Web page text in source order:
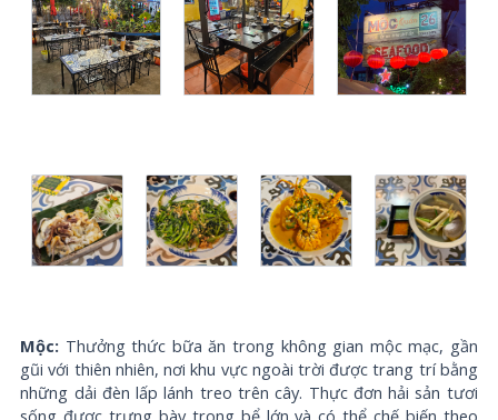
Mộc: Thưởng thức bữa ăn trong không gian mộc mạc, gần
gũi với thiên nhiên, nơi khu vực ngoài trời được trang trí bằng
những dải đèn lấp lánh treo trên cây. Thực đơn hải sản tươi